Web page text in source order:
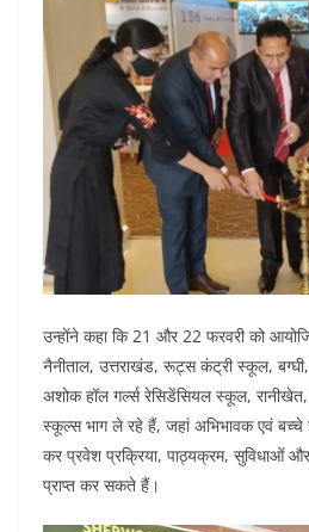
उन्होंने कहा कि 21 और 22 फरवरी को
नैनीताल, उत्तराखंड, रूट्स कंट्री स्कूल,
अशोक हॉल गर्ल्स रेसिडेंसियल स्कूल, रानीखेत,
स्कूल्स भाग ले रहे हैं, जहां अभिभावक एवं बच्चे
कर प्रवेश प्रक्रिया, पाठ्यक्रम, सुविधाओं और
प्राप्त कर सकते हैं।